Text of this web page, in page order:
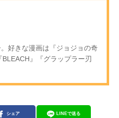
好きな漫画は『ジョジョの奇
』『グラップラー刃
シェア LINEで送る